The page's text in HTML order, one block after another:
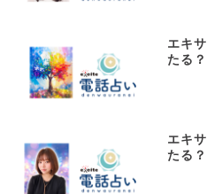
エキ
たる
エキ
たる